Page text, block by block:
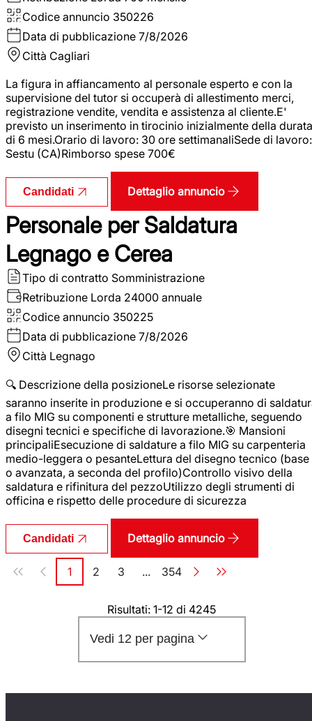
Codice annuncio 350226
Data di pubblicazione 7/8/2026
Città Cagliari
La figura in affiancamento al personale esperto e con la
supervisione del tutor si occuperà di allestimento merci,
registrazione vendite, vendita e assistenza al cliente.E'
previsto un inserimento in tirocinio inizialmente della durata
di 6 mesi.Orario di lavoro: 30 ore settimanaliSede di lavoro:
Sestu (CA)Rimborso spese 700€
Candidati Dettaglio annuncio
Personale per Saldatura
Legnago e Cerea
Tipo di contratto Somministrazione
Retribuzione Lorda 24000 annuale
Codice annuncio 350225
Data di pubblicazione 7/8/2026
Città Legnago
🔍 Descrizione della posizioneLe risorse selezionate
saranno inserite in produzione e si occuperanno di
a filo MIG su componenti e strutture metalliche, seguendo
disegni tecnici e specifiche di lavorazione.🎯 Mansioni
principaliEsecuzione di saldature a filo MIG su carpenteria
medio-leggera o pesanteLettura del disegno tecnico (base
o avanzata, a seconda del profilo)Controllo visivo della
saldatura e rifinitura del pezzoUtilizzo degli strumenti di
officina e rispetto delle procedure di sicurezza
Candidati Dettaglio annuncio
Paginazione
Pagina
1 Pagina
2 Pagina
3 ... Pagina
354
Risultati: 1-12 di 4245
Vedi 12 per pagina